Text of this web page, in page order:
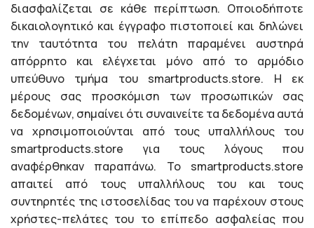
διασφαλίζεται σε κάθε περίπτωση. Οποιοδήποτε
δικαιολογητικό και έγγραφο πιστοποιεί και δηλώνει
την ταυτότητα του πελάτη παραμένει αυστηρά
απόρρητο και ελέγχεται μόνο από το αρμόδιο
υπεύθυνο τμήμα του smartproducts.store. Η εκ
μέρους σας προσκόμιση των προσωπικών σας
δεδομένων, σημαίνει ότι συναινείτε τα δεδομένα αυτά
να χρησιμοποιούνται από τους υπαλλήλους του
smartproducts.store για τους λόγους που
αναφέρθηκαν παραπάνω. Το smartproducts.store
απαιτεί από τους υπαλλήλους του και τους
συντηρητές της ιστοσελίδας του να παρέχουν στους
χρήστες-πελάτες του το επίπεδο ασφαλείας που